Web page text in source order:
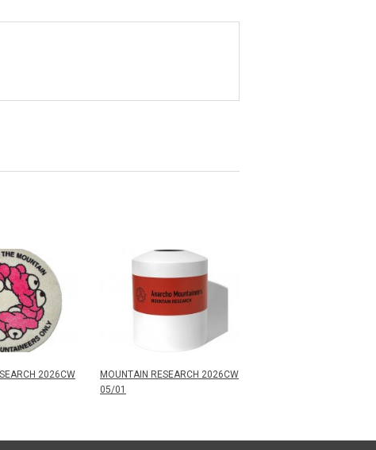
2026CW
MOUNTAIN RESEARCH 2026CW
05/01